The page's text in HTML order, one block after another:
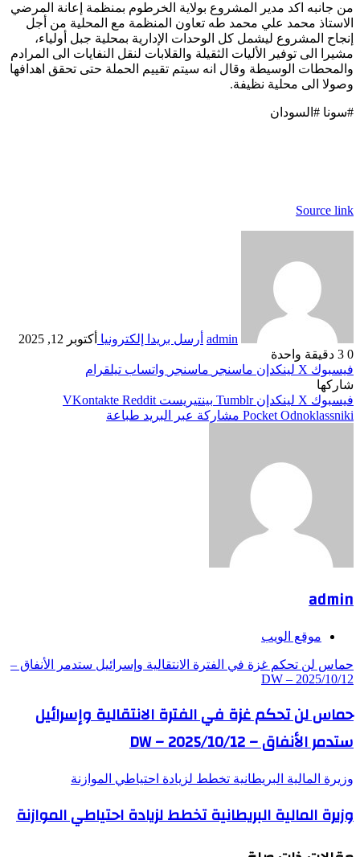
من جانبه اكد مدير المشروع بولاية الخرطوم بمنظمة إعانة المرضي
الاستاذ محمد علي محمد طه تعاون المنظمة مع المحلية من أجل
إنجاح المشروع ليشمل كل الوحدات الإدارية بمحلية جبل أولياء،
مشيرا الى توفير الأليات الثقيلة والقلابات لنقل النفايات الى المرادم
والمحطات الوسيطة وقال انه سيتم تقييم الحملة حتى تحقق اهدافها
وصولا الى محلية نظيفة.
#سونا #السودان
Source link
admin أرسل بريدا إلكترونيا أكتوبر 12, 2025
0
دقيقة واحدة
فيسبوك ‫X لينكدإن ماسنجر ماسنجر واتساب تيلقرام
شاركها
فيسبوك ‫X لينكدإن بينتيريست
Odnoklassniki
‫Pocket مشاركة عبر البريد طباعة
admin
موقع الويب
حماس لن تحكم غزة في الفترة الانتقالية وإسرائيل ستدمر الأنفاق –
DW – 2025/10/12
حماس لن تحكم غزة في الفترة الانتقالية وإسرائيل
ستدمر الأنفاق – DW – 2025/10/12
وزيرة المالية البريطانية تخطط لزيادة احتياطي الموازنة
وزيرة المالية البريطانية تخطط لزيادة احتياطي الموازنة